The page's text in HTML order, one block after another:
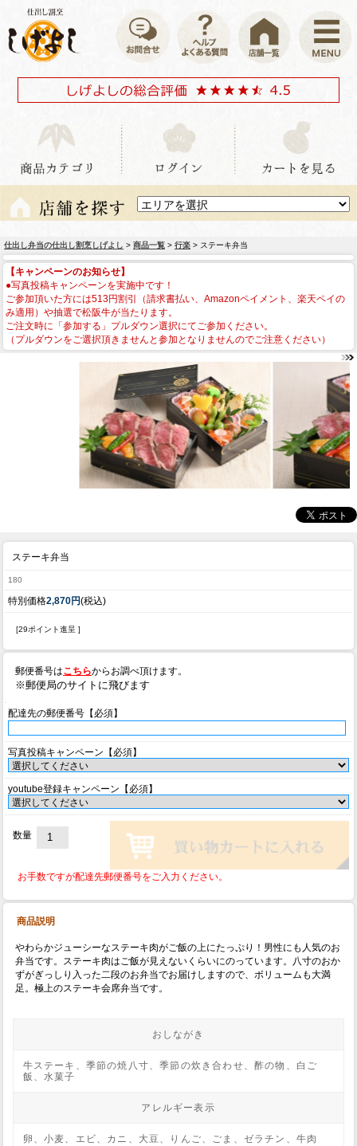
仕出し弁当の仕出し割烹しげよし > 商品一覧 > 行楽 > ステーキ弁当
【キャンペーンのお知らせ】
●写真投稿キャンペーンを実施中です！
ご参加頂いた方には513円割引（請求書払い、Amazonペイメント、楽天ペイの
み適用）や抽選で松阪牛が当たります。
ご注文時に「参加する」プルダウン選択にてご参加ください。
（プルダウンをご選択頂きませんと参加となりませんのでご注意ください）
ステーキ弁当
180
特別価格2,870円(税込)
[29ポイント進呈 ]
郵便番号はこちらからお調べ頂けます。
※郵便局のサイトに飛びます
配達先の郵便番号【必須】
写真投稿キャンペーン【必須】
youtube登録キャンペーン【必須】
数量
お手数ですが配達先郵便番号をご入力ください。
商品説明
やわらかジューシーなステーキ肉がご飯の上にたっぷり！男性にも人気のお
弁当です。ステーキ肉はご飯が見えないくらいにのっています。八寸のおか
ずがぎっしり入った二段のお弁当でお届けしますので、ボリュームも大満
足。極上のステーキ会席弁当です。
おしながき
牛ステーキ、季節の焼八寸、季節の炊き合わせ、酢の物、白ご
飯、水菓子
アレルギー表示
卵、小麦、エビ、カニ、大豆、りんご、ごま、ゼラチン、牛肉